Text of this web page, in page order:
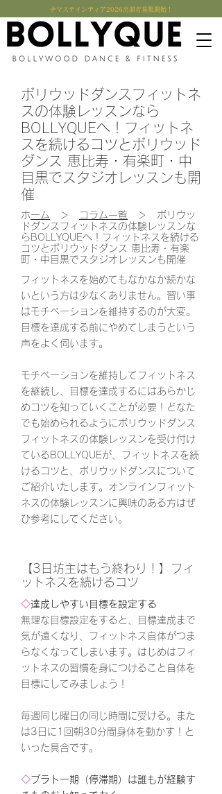
​ナマステインディア2026出演者募集開始！
ボリウッドダンスフィットネ
スの体験レッスンなら
BOLLYQUEへ！フィットネ
スを続けるコツとボリウッド
ダンス 恵比寿・有楽町・中
目黒でスタジオレッスンも開
催
​ホーム ＞ コラム一覧 ＞ ボリウッ
ドダンスフィットネスの体験レッスンな
らBOLLYQUEへ！フィットネスを続ける
コツとボリウッドダンス 恵比寿・有楽
町・中目黒でスタジオレッスンも開催
フィットネスを始めてもなかなか続かな
いという方は少なくありません。習い事
はモチベーションを維持するのが大変。
目標を達成する前にやめてしまうという
声をよく伺います。
モチベーションを維持してフィットネス
を継続し、目標を達成するにはあらかじ
めコツを知っていくことが必要！どなた
でも始められるようにボリウッドダンス
フィットネスの体験レッスンを受け付け
ているBOLLYQUEが、フィットネスを続
けるコツと、ボリウッドダンスについて
ご紹介いたします。オンラインフィット
ネスの体験レッスンに興味のある方はぜ
ひ参考にしてください。
【3日坊主はもう終わり！】フィ
ットネスを続けるコツ
◇達成しやすい目標を設定する
無理な目標設定をすると、目標達成まで
気が遠くなり、フィットネス自体がつま
らなくなってしまいます。はじめはフィ
ットネスの習慣を身につけること自体を
目標にしてみましょう！
毎週同じ曜日の同じ時間に受ける。また
は3日に1回朝30分間身体を動かす！と
いった具合です。
◇プラトー期（停滞期）は誰もが経験す